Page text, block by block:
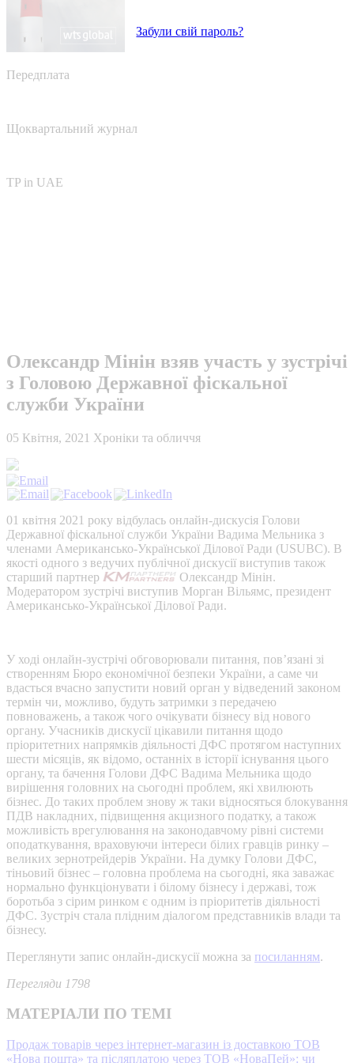
Забули свій пароль?
Передплата
Щоквартальний журнал
TP in UAE
Олександр Мінін взяв участь у зустрічі
з Головою Державної фіскальної
служби України
05 Квітня, 2021 Хроніки та обличчя
01 квітня 2021 року відбулась онлайн-дискусія Голови
Державної фіскальної служби України Вадима Мельника з
членами Американсько-Української Ділової Ради (USUBC). В
якості одного з ведучих публічної дискусії виступив також
старший партнер
Олександр Мінін.
Модератором зустрічі виступив Морган Вільямс, президент
Американсько-Української Ділової Ради.
У ході онлайн-зустрічі обговорювали питання, пов’язані зі
створенням Бюро економічної безпеки України, а саме чи
вдасться вчасно запустити новий орган у відведений законом
термін чи, можливо, будуть затримки з передачею
повноважень, а також чого очікувати бізнесу від нового
органу. Учасників дискусії цікавили питання щодо
пріоритетних напрямків діяльності ДФС протягом наступних
шести місяців, як відомо, останніх в історії існування цього
органу, та бачення Голови ДФС Вадима Мельника щодо
вирішення головних на сьогодні проблем, які хвилюють
бізнес. До таких проблем знову ж таки відносяться блокування
ПДВ накладних, підвищення акцизного податку, а також
можливість врегулювання на законодавчому рівні системи
оподаткування, враховуючи інтереси білих гравців ринку –
великих зернотрейдерів України. На думку Голови ДФС,
тіньовий бізнес – головна проблема на сьогодні, яка заважає
нормально функціонувати і білому бізнесу і державі, тож
боротьба з сірим ринком є одним із пріоритетів діяльності
ДФС. Зустріч стала плідним діалогом представників влади та
бізнесу.
Переглянути запис онлайн-дискусії можна за посиланням.
Перегляди 1798
МАТЕРІАЛИ ПО ТЕМІ
Продаж товарів через інтернет-магазин із доставкою ТОВ
«Нова пошта» та післяплатою через ТОВ «НоваПей»: чи